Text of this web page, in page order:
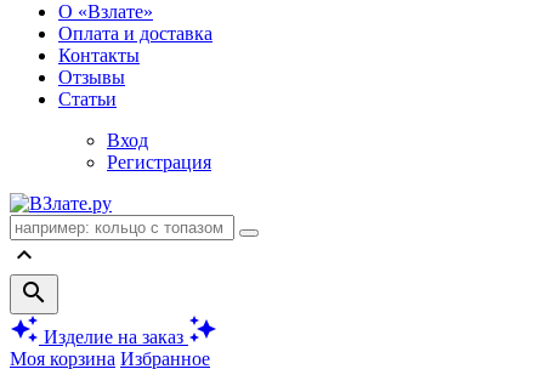
О «Взлате»
Оплата и доставка
Контакты
Отзывы
Статьи
Вход
Регистрация
keyboard_arrow_up
search
auto_awesome Изделие на заказ auto_awesome
Моя корзина Избранное